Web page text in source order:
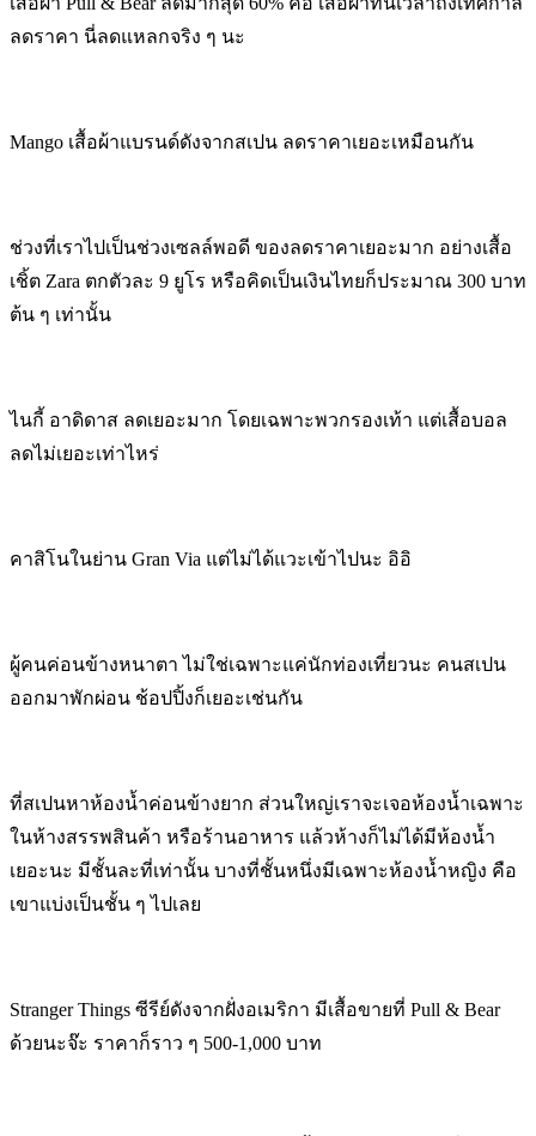
ลดราคา นี่ลดแหลกจริง ๆ นะ
Mango เสื้อผ้าแบรนด์ดังจากสเปน ลดราคาเยอะเหมือนกัน
ช่วงที่เราไปเป็นช่วงเซลล์พอดี ของลดราคาเยอะมาก อย่างเสื้อ
เชิ้ต Zara ตกตัวละ 9 ยูโร หรือคิดเป็นเงินไทยก็ประมาณ 300 บาท
ต้น ๆ เท่านั้น
ไนกี้ อาดิดาส ลดเยอะมาก โดยเฉพาะพวกรองเท้า แต่เสื้อบอล
ลดไม่เยอะเท่าไหร่
คาสิโนในย่าน Gran Via แต่ไม่ได้แวะเข้าไปนะ อิอิ
ผู้คนค่อนข้างหนาตา ไม่ใช่เฉพาะแค่นักท่องเที่ยวนะ คนสเปน
ออกมาพักผ่อน ช้อปปิ้งก็เยอะเช่นกัน
ที่สเปนหาห้องน้ำค่อนข้างยาก ส่วนใหญ่เราจะเจอห้องน้ำเฉพาะ
ในห้างสรรพสินค้า หรือร้านอาหาร แล้วห้างก็ไม่ได้มีห้องน้ำ
เยอะนะ มีชั้นละที่เท่านั้น บางที่ชั้นหนึ่งมีเฉพาะห้องน้ำหญิง คือ
เขาแบ่งเป็นชั้น ๆ ไปเลย
Stranger Things ซีรีย์ดังจากฝั่งอเมริกา มีเสื้อขายที่ Pull & Bear
ด้วยนะจ๊ะ ราคาก็ราว ๆ 500-1,000 บาท